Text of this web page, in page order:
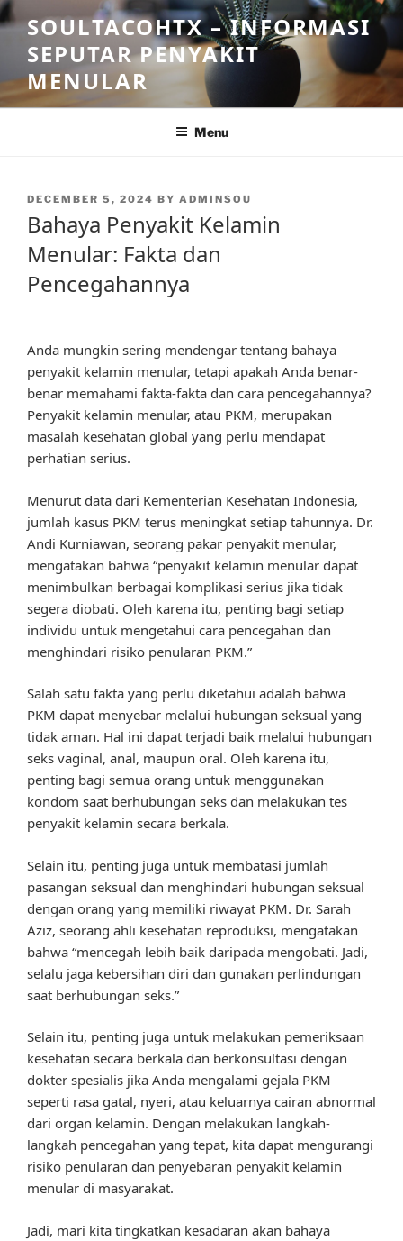
Skip
to
content
SOULTACOHTX – INFORMASI
SEPUTAR PENYAKIT
MENULAR
Menu
POSTED
DECEMBER 5, 2024 BY ADMINSOU
Bahaya Penyakit Kelamin
Menular: Fakta dan
Pencegahannya
Anda mungkin sering mendengar tentang bahaya
penyakit kelamin menular, tetapi apakah Anda benar-
benar memahami fakta-fakta dan cara pencegahannya?
Penyakit kelamin menular, atau PKM, merupakan
masalah kesehatan global yang perlu mendapat
perhatian serius.
Menurut data dari Kementerian Kesehatan Indonesia,
jumlah kasus PKM terus meningkat setiap tahunnya. Dr.
Andi Kurniawan, seorang pakar penyakit menular,
mengatakan bahwa “penyakit kelamin menular dapat
menimbulkan berbagai komplikasi serius jika tidak
segera diobati. Oleh karena itu, penting bagi setiap
individu untuk mengetahui cara pencegahan dan
menghindari risiko penularan PKM.”
Salah satu fakta yang perlu diketahui adalah bahwa
PKM dapat menyebar melalui hubungan seksual yang
tidak aman. Hal ini dapat terjadi baik melalui hubungan
seks vaginal, anal, maupun oral. Oleh karena itu,
penting bagi semua orang untuk menggunakan
kondom saat berhubungan seks dan melakukan tes
penyakit kelamin secara berkala.
Selain itu, penting juga untuk membatasi jumlah
pasangan seksual dan menghindari hubungan seksual
dengan orang yang memiliki riwayat PKM. Dr. Sarah
Aziz, seorang ahli kesehatan reproduksi, mengatakan
bahwa “mencegah lebih baik daripada mengobati. Jadi,
selalu jaga kebersihan diri dan gunakan perlindungan
saat berhubungan seks.”
Selain itu, penting juga untuk melakukan pemeriksaan
kesehatan secara berkala dan berkonsultasi dengan
dokter spesialis jika Anda mengalami gejala PKM
seperti rasa gatal, nyeri, atau keluarnya cairan abnormal
dari organ kelamin. Dengan melakukan langkah-
langkah pencegahan yang tepat, kita dapat mengurangi
risiko penularan dan penyebaran penyakit kelamin
menular di masyarakat.
Jadi, mari kita tingkatkan kesadaran akan bahaya